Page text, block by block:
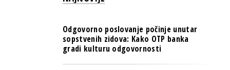
PULS REGIONA
NOVO NA RAFU
Odgovorno poslovanje počinje unutar
sopstvenih zidova: Kako OTP banka
gradi kulturu odgovornosti